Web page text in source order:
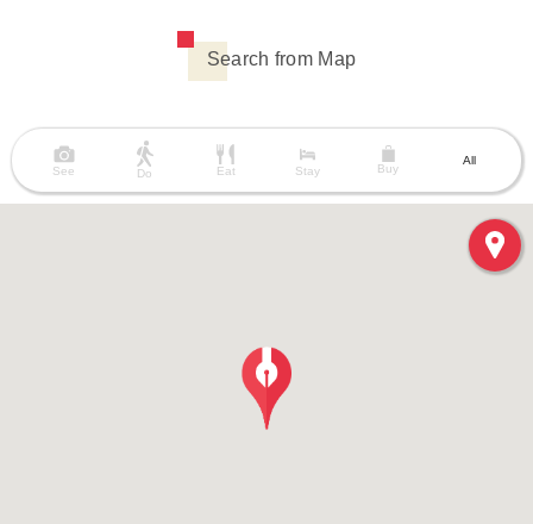
Search from Map
See Do Eat Stay Buy
All